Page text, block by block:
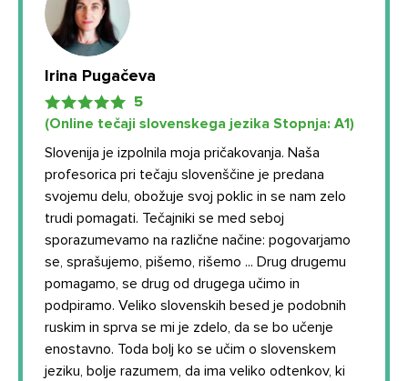
Irina Pugačeva
5
(Online tečaji slovenskega jezika Stopnja: А1)
Slovenija je izpolnila moja pričakovanja. Naša
profesorica pri tečaju slovenščine je predana
svojemu delu, obožuje svoj poklic in se nam zelo
trudi pomagati. Tečajniki se med seboj
sporazumevamo na različne načine: pogovarjamo
se, sprašujemo, pišemo, rišemo ... Drug drugemu
pomagamo, se drug od drugega učimo in
podpiramo. Veliko slovenskih besed je podobnih
ruskim in sprva se mi je zdelo, da se bo učenje
enostavno. Toda bolj ko se učim o slovenskem
jeziku, bolje razumem, da ima veliko odtenkov, ki